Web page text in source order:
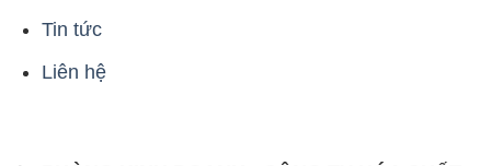
Tin tức
Liên hệ